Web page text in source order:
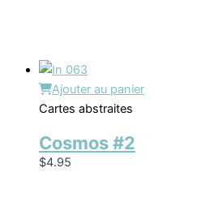
Ajouter au panier
Cartes abstraites
Cosmos #2
$4.95